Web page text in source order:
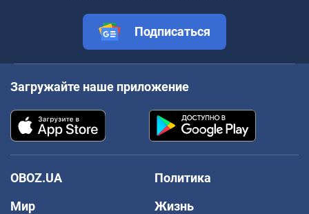
Подписаться
Загружайте наше приложение
OBOZ.UA
Политика
Мир
Жизнь